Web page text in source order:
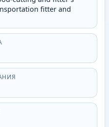
fitter and